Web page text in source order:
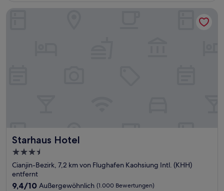
Starhaus Hotel
Starhaus Hotel
3.5-
Sterne-
Unterkunft
Cianjin-Bezirk, 7,2 km von Flughafen Kaohsiung Intl. (KHH)
entfernt
9.4
9,4/10 Außergewöhnlich (1.000 Bewertungen)